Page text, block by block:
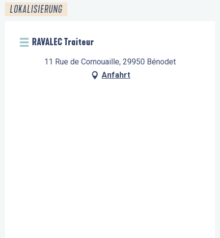
LOKALISIERUNG
RAVALEC Traiteur
11 Rue de Cornouaille, 29950 Bénodet
Anfahrt